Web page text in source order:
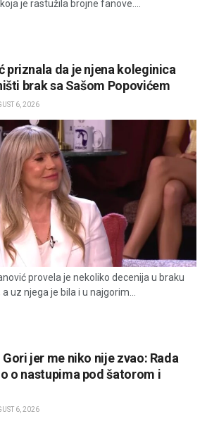
je rastužila brojne fanove....
priznala da je njena koleginica
brak sa Sašom Popovićem
6, 2026
provela je nekoliko decenija u braku
uz njega je bila i u najgorim...
jer me niko nije zvao: Rada
o nastupima pod šatorom i
6, 2026